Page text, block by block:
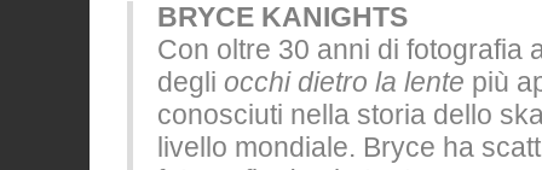
BRYCE KANIGHTS
Con oltre 30 anni di fotografia
degli occhi dietro la lente più
conosciuti nella storia dello
livello mondiale. Bryce ha